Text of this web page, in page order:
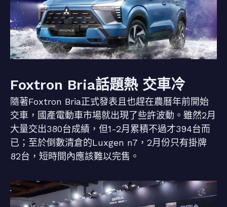
Foxtron Bria話題熱 交車冷
隨著Foxtron Bria正式發表且也趕在農曆年前開始
交車，國產電動車市場就出現了些許波動。雖然2月
大量交出380台成績，但1-2月累積不過才394台而
已；至於倒數清倉的Luxgen n7，2月份只有掛牌
82台，短時間內應該難以完售。